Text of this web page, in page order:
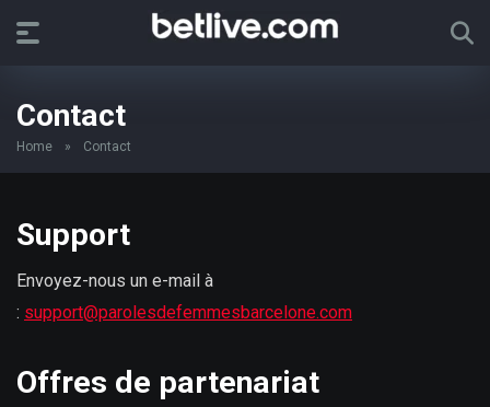
Contact
Home » Contact
Support
Envoyez-nous un e-mail à
: support@parolesdefemmesbarcelone.com
Offres de partenariat